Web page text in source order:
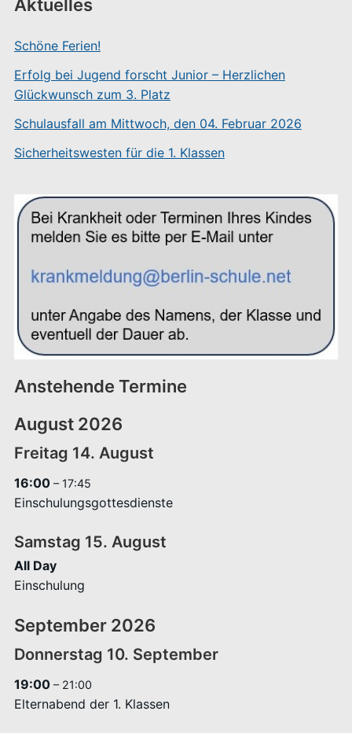
Aktuelles
Schöne Ferien!
Erfolg bei Jugend forscht Junior – Herzlichen
Glückwunsch zum 3. Platz
Schulausfall am Mittwoch, den 04. Februar 2026
Sicherheitswesten für die 1. Klassen
Anstehende Termine
August 2026
Freitag 14. August
16:00 – 17:45
Einschulungsgottesdienste
Samstag 15. August
All Day
Einschulung
September 2026
Donnerstag 10. September
19:00 – 21:00
Elternabend der 1. Klassen